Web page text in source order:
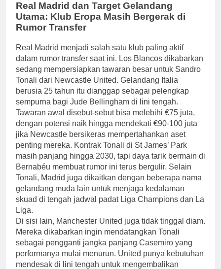
Real Madrid dan Target Gelandang
Utama: Klub Eropa Masih Bergerak di
Rumor Transfer
Real Madrid menjadi salah satu klub paling aktif
dalam rumor transfer saat ini. Los Blancos dikabarkan
sedang mempersiapkan tawaran besar untuk Sandro
Tonali dari Newcastle United. Gelandang Italia
berusia 25 tahun itu dianggap sebagai pelengkap
sempurna bagi Jude Bellingham di lini tengah.
Tawaran awal disebut-sebut bisa melebihi €75 juta,
dengan potensi naik hingga mendekati €90-100 juta
jika Newcastle bersikeras mempertahankan aset
penting mereka. Kontrak Tonali di St James’ Park
masih panjang hingga 2030, tapi daya tarik bermain di
Bernabéu membuat rumor ini terus bergulir. Selain
Tonali, Madrid juga dikaitkan dengan beberapa nama
gelandang muda lain untuk menjaga kedalaman
skuad di tengah jadwal padat Liga Champions dan La
Liga.
Di sisi lain, Manchester United juga tidak tinggal diam.
Mereka dikabarkan ingin mendatangkan Tonali
sebagai pengganti jangka panjang Casemiro yang
performanya mulai menurun. United punya kebutuhan
mendesak di lini tengah untuk mengembalikan